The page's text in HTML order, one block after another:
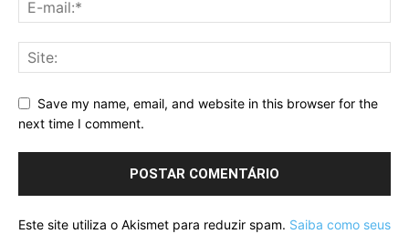
Save my name, email, and website in this browser for the
next time I comment.
Este site utiliza o Akismet para reduzir spam. Saiba como seus